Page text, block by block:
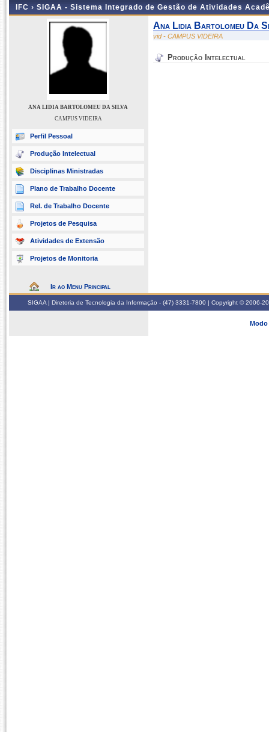
IFC › SIGAA - Sistema Integrado de Gestão de Atividades
ANA LIDIA BARTOLOMEU DA SILVA
CAMPUS VIDEIRA
Perfil Pessoal
Produção Intelectual
Disciplinas Ministradas
Plano de Trabalho Docente
Rel. de Trabalho Docente
Projetos de Pesquisa
Atividades de Extensão
Projetos de Monitoria
Ir ao Menu Principal
Ana Lidia Bartolomeu Da
vid - CAMPUS VIDEIRA
Produção Intelectual
SIGAA | Diretoria de Tecnologia da Informação - (47) 3331-7800 | Copyright © 2006-
Modo